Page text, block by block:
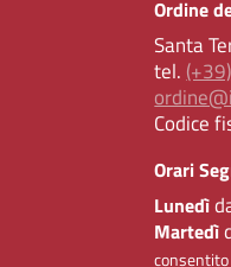
Ordine
Santa
tel.
Codice
Orari
Lunedì
Martedì